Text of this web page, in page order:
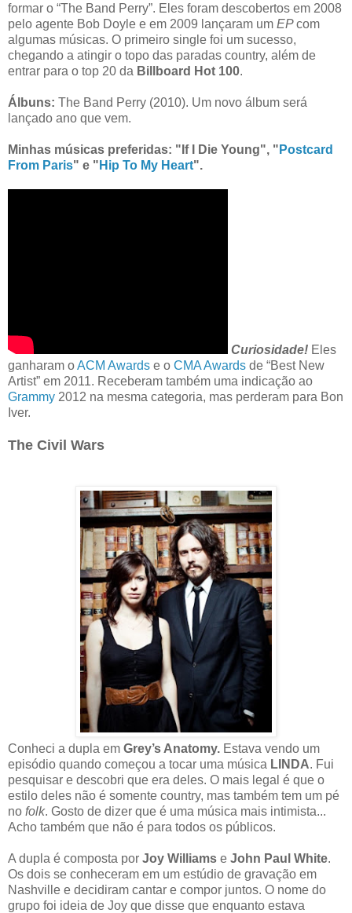
formar o “The Band Perry”. Eles foram descobertos em 2008
pelo agente Bob Doyle e em 2009 lançaram um EPcom
algumas músicas. O primeiro single foi um sucesso,
chegando a atingir o topo das paradas country, além de
entrar para o top 20 da Billboard Hot 100.
Álbuns: The Band Perry (2010). Um novo álbum será
lançado ano que vem.
Minhas músicas preferidas: "If I Die Young", " Postcard
From Paris" e " Hip To My Heart".
Curiosidade! Eles
ganharam oACM Awards e o CMA Awards de “Best New
Artist” em 2011. Receberam também uma indicação ao
Grammy 2012 na mesma categoria, mas perderam para Bon
Iver.
The Civil Wars
Conheci a dupla em Grey’s Anatomy. Estava vendo um
episódio quando começou a tocar uma música LINDA. Fui
pesquisar e descobri que era deles. O mais legal é que o
estilo deles não é somente country, mas também tem um pé
no folk. Gosto de dizer que é uma música mais intimista...
Acho também que não é para todos os públicos.
A dupla é composta por Joy Williams e John Paul White.
Os dois se conheceram em um estúdio de gravação em
Nashville e decidiram cantar e compor juntos. O nome do
grupo foi ideia de Joy que disse que enquanto estava